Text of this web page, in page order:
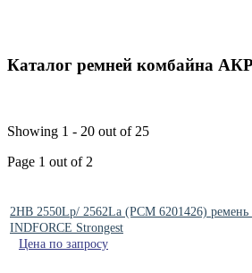
Каталог ремней комбайна
Showing 1 - 20 out of 25
Page 1 out of 2
2HB 2550Lp/ 2562La (PCM 6201426) ремень
INDFORCE Strongest
Цена по запросу